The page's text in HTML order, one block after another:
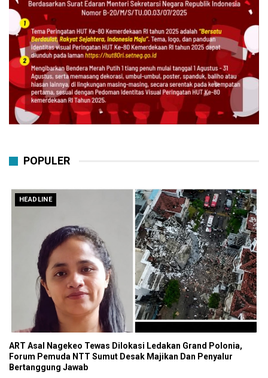
POPULER
HEADLINE
ART Asal Nagekeo Tewas Dilokasi Ledakan Grand Polonia,
Forum Pemuda NTT Sumut Desak Majikan Dan Penyalur
Bertanggung Jawab